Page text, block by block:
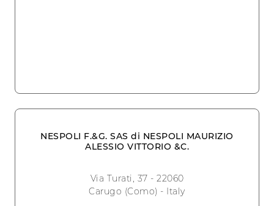
NESPOLI F.&G. SAS di NESPOLI MAURIZIO
ALESSIO VITTORIO &C.
Via Turati, 37 - 22060
Carugo (Como) - Italy